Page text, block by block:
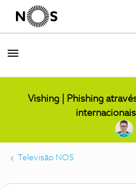
Vishing | Phishing
Televisão NOS